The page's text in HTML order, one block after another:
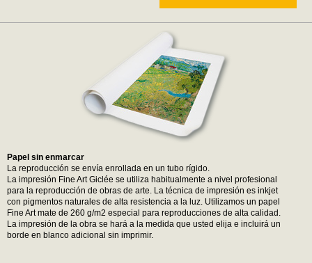
Papel sin enmarcar
La reproducción se envía enrollada en un tubo rígido.
La impresión Fine Art Giclée se utiliza habitualmente a nivel profesional
para la reproducción de obras de arte. La técnica de impresión es inkjet
con pigmentos naturales de alta resistencia a la luz. Utilizamos un papel
Fine Art mate de 260 g/m2 especial para reproducciones de alta calidad.
La impresión de la obra se hará a la medida que usted elija e incluirá un
borde en blanco adicional sin imprimir.